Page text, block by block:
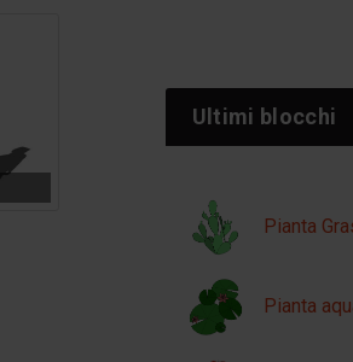
Ultimi blocchi
Pianta
Pianta